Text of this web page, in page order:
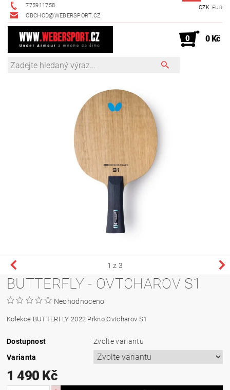
775911758
OBCHOD@WEBERSPORT.CZ
CZK EUR
0 0 Kč
1 z 3
BUTTERFLY - OVTCHAROV S1
Neohodnoceno
Kolekce BUTTERFLY 2022 Prkno Ovtcharov S1
Dostupnost
Zvolte variantu
Varianta
1 490 Kč